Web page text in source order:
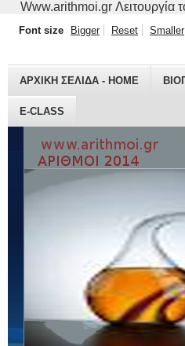
Www.arithmoi.gr Λειτουργία
ΑΡΧΙΚΗ ΣΕΛΙΔΑ - HOME
E-CLASS
Font size Bigger Reset Smaller